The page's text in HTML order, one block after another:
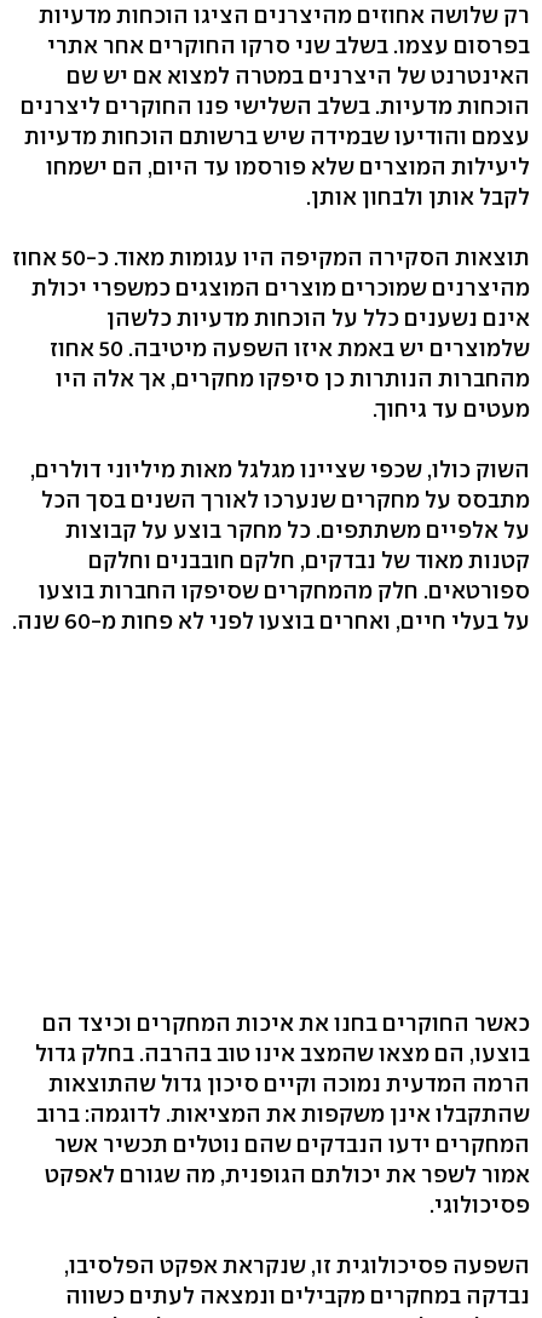
רק שלושה אחוזים מהיצרנים הציגו הוכחות מדעיות
בפרסום עצמו. בשלב שני סרקו החוקרים אחר אתרי
האינטרנט של היצרנים במטרה למצוא אם יש שם
הוכחות מדעיות. בשלב השלישי פנו החוקרים ליצרנים
עצמם והודיעו שבמידה שיש ברשותם הוכחות מדעיות
ליעילות המוצרים שלא פורסמו עד היום, הם ישמחו
לקבל אותן ולבחון אותן.
תוצאות הסקירה המקיפה היו עגומות מאוד. כ‭50-‬ אחוז
מהיצרנים שמוכרים מוצרים המוצגים כמשפרי יכולת
אינם נשענים כלל על הוכחות מדעיות כלשהן
שלמוצרים יש באמת איזו השפעה מיטיבה. 50 אחוז
מהחברות הנותרות כן סיפקו מחקרים, אך אלה היו
מעטים עד גיחוך.
השוק כולו, שכפי שציינו מגלגל מאות מיליוני דולרים,
מתבסס על מחקרים שנערכו לאורך השנים בסך הכל
על אלפיים משתתפים. כל מחקר בוצע על קבוצות
קטנות מאוד של נבדקים, חלקם חובבנים וחלקם
ספורטאים. חלק מהמחקרים שסיפקו החברות בוצעו
על בעלי חיים, ואחרים בוצעו לפני לא פחות מ‭60-‬ שנה.
כאשר החוקרים בחנו את איכות המחקרים וכיצד הם
בוצעו, הם מצאו שהמצב אינו טוב בהרבה. בחלק גדול
הרמה המדעית נמוכה וקיים סיכון גדול שהתוצאות
שהתקבלו אינן משקפות את המציאות. לדוגמה: ברוב
המחקרים ידעו הנבדקים שהם נוטלים תכשיר אשר
אמור לשפר את יכולתם הגופנית, מה שגורם לאפקט
פסיכולוגי.
השפעה פסיכולוגית זו, שנקראת אפקט הפלסיבו,
נבדקה במחקרים מקבילים ונמצאה לעתים כשווה